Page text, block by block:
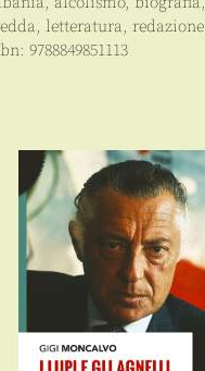
, letteratura, redazione
9788849851113